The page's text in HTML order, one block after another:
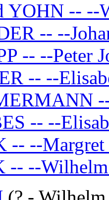
YOHN --
-- --
-- --Peter
-- --
-- --
-- --
-- --